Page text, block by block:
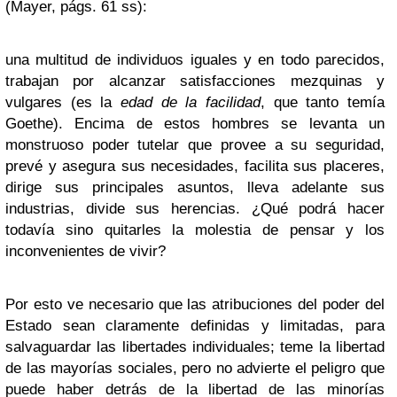
(Mayer, págs. 61 ss):
una multitud de individuos iguales y en todo parecidos,
trabajan por alcanzar satisfacciones mezquinas y
vulgares (es la edad de la facilidad, que tanto temía
Goethe). Encima de estos hombres se levanta un
monstruoso poder tutelar que provee a su seguridad,
prevé y asegura sus necesidades, facilita sus placeres,
dirige sus principales asuntos, lleva adelante sus
industrias, divide sus herencias. ¿Qué podrá hacer
todavía sino quitarles la molestia de pensar y los
inconvenientes de vivir?
Por esto ve necesario que las atribuciones del poder del
Estado sean claramente definidas y limitadas, para
salvaguardar las libertades individuales; teme la libertad
de las mayorías sociales, pero no advierte el peligro que
puede haber detrás de la libertad de las minorías